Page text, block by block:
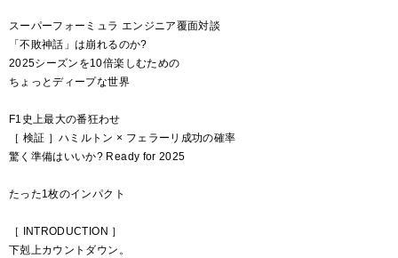
スーパーフォーミュラ エンジニア覆面対談
「不敗神話」は崩れるのか?
2025シーズンを10倍楽しむための
ちょっとディープな世界
F1史上最大の番狂わせ
［ 検証 ］ハミルトン × フェラーリ成功の確率
驚く準備はいいか? Ready for 2025
たった1枚のインパクト
［ INTRODUCTION ］
下剋上カウントダウン。